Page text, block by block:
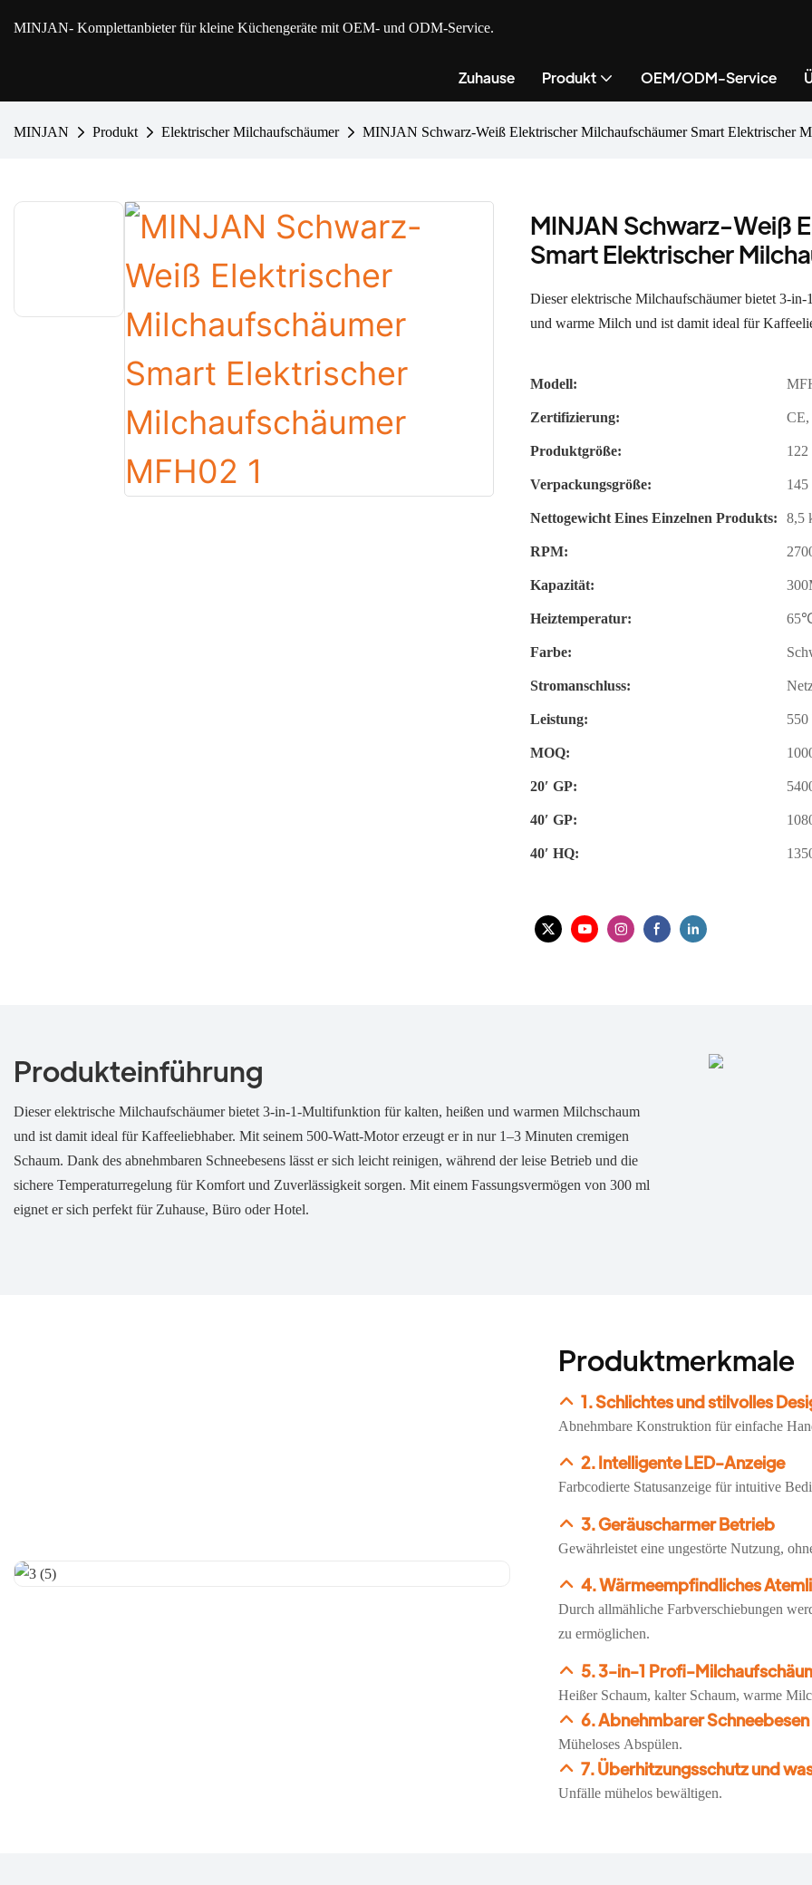
MINJAN- Komplettanbieter für kleine Küchengeräte mit OEM- und ODM-Service.
Zuhause Produkt OEM/ODM-Service
MINJAN Produkt Elektrischer Milchaufschäumer MINJAN Schwarz-Weiß Elektrischer Milchaufschäumer Smart Elektrischer
MINJAN Schwarz-Weiß
Smart Elektrischer
Dieser elektrische Milchaufschäumer bietet 3-
und warme Milch und ist damit ideal für
Modell:
Zertifizierung:
Produktgröße:
Verpackungsgröße:
Nettogewicht Eines Einzelnen Produkts: 8,5
RPM:
Kapazität:
Heiztemperatur:
Farbe:
Stromanschluss:
Leistung:
MOQ:
20′ GP:
40′ GP:
40′ HQ:
Produkteinführung
Dieser elektrische Milchaufschäumer bietet 3-in-1-Multifunktion für kalten, heißen und warmen Milchschaum
und ist damit ideal für Kaffeeliebhaber. Mit seinem 500-Watt-Motor erzeugt er in nur 1–3 Minuten cremigen
Schaum. Dank des abnehmbaren Schneebesens lässt er sich leicht reinigen, während der leise Betrieb und die
sichere Temperaturregelung für Komfort und Zuverlässigkeit sorgen. Mit einem Fassungsvermögen von 300 ml
eignet er sich perfekt für Zuhause, Büro oder Hotel.
Produktmerkmale
1. Schlichtes und stilvolles
Abnehmbare Konstruktion für einfache
2. Intelligente LED-Anzeige
Farbcodierte Statusanzeige für intuitive
3. Geräuscharmer Betrieb
Gewährleistet eine ungestörte Nutzung,
4. Wärmeempfindliches
Durch allmähliche Farbverschiebungen
zu ermöglichen.
5. 3-in-1 Profi-
Heißer Schaum, kalter Schaum, warme
6. Abnehmbarer
Müheloses Abspülen.
7. Überhitzungsschutz und
Unfälle mühelos bewältigen.